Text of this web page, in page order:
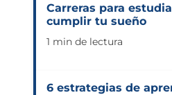
Carreras para
cumplir tu sueño
1 min de lectura
6 estrategias de